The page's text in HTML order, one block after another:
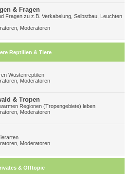
& Fragen
Fragen zu z.B. Verkabelung, Selbstbau, Leuchten
Moderatoren
Reptilien & Tiere
Wüstenreptilien
Moderatoren
& Tropen
Regionen (Tropengebiete) leben
Moderatoren
Moderatoren
& Offtopic